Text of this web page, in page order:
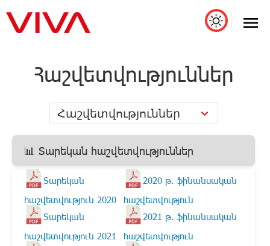
Հաշվետվություններ
Հաշվետվություններ
📊 Տարեկան հաշվետվություններ
Տարեկան
հաշվետվություն 2020
Տարեկան
հաշվետվություն 2021
2020 թ. ֆինանսական
հաշվետվություն
2021 թ. ֆինանսական
հաշվետվություն